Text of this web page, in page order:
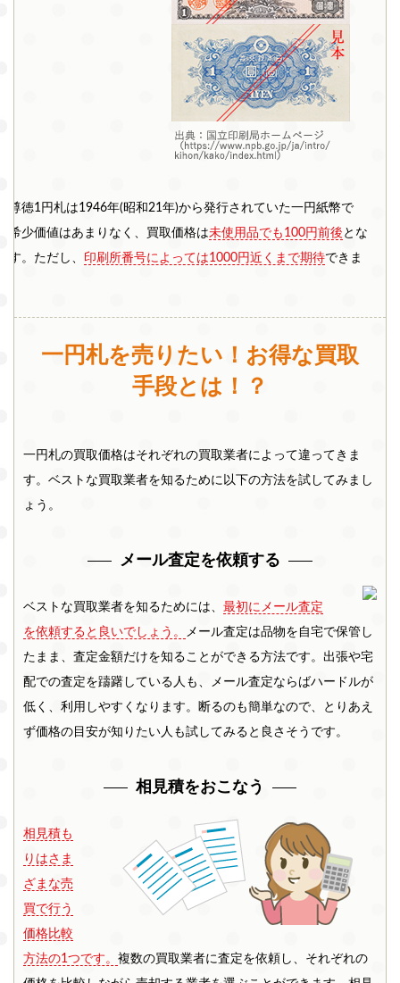
尊徳1円札は1946年(昭和21年)から発行されていた一円紙幣で
希少価値はあまりなく、買取価格は未使用品でも100円前後 とな
す。ただし、 印刷所番号によっては1000円近くまで期待できま
一円札を売りたい！お得な買取
手段とは！？
一円札の買取価格はそれぞれの買取業者によって違ってきま
す。ベストな買取業者を知るために以下の方法を試してみまし
ょう。
メール査定を依頼する
ベストな買取業者を知るためには、 最初にメール査定
を依頼すると良いでしょう。
メール査定は品物を自宅で保管し
たまま、査定金額だけを知ることができる方法です。出張や宅
配での査定を躊躇している人も、メール査定ならばハードルが
低く、利用しやすくなります。断るのも簡単なので、とりあえ
ず価格の目安が知りたい人も試してみると良さそうです。
相見積をおこなう
相見積も
りはさま
ざまな売
買で行う
価格比較
方法の1つです。 複数の買取業者に査定を依頼し、それぞれの